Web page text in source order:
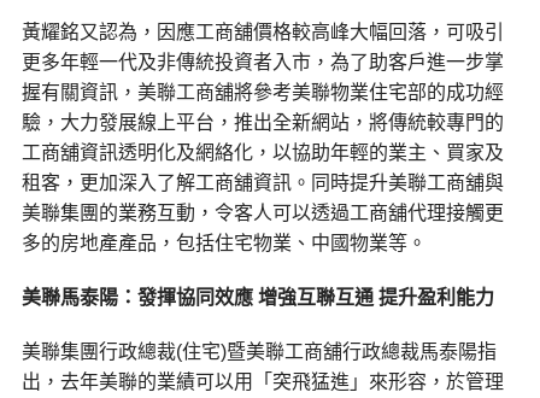
黃耀銘又認為，因應工商舖價格較高峰大幅回落，可吸引
更多年輕一代及非傳統投資者入市，為了助客戶進一步掌
握有關資訊，美聯工商舖將參考美聯物業住宅部的成功經
驗，大力發展線上平台，推出全新網站，將傳統較專門的
工商舖資訊透明化及網絡化，以協助年輕的業主、買家及
租客，更加深入了解工商舖資訊。同時提升美聯工商舖與
美聯集團的業務互動，令客人可以透過工商舖代理接觸更
多的房地產產品，包括住宅物業、中國物業等。
美聯馬泰陽：發揮協同效應 增強互聯互通 提升盈利能力
美聯集團行政總裁(住宅)暨美聯工商舖行政總裁馬泰陽指
出，去年美聯的業績可以用「突飛猛進」來形容，於管理